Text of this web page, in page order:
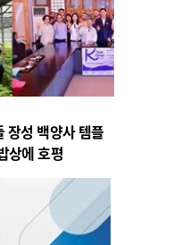
장성 백양사 템플
상에 호평